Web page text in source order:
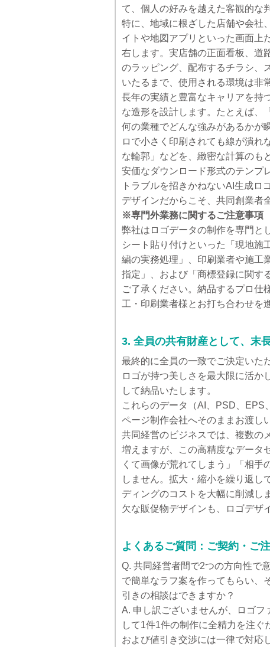
て、個人の好みを越えた客観的な
特に、地域に根ざした店舗や会社
イトや地図アプリといった画面上
右します。実店舗の正面看板、道
のラッピング、配布するチラシ、
いたるまで、使用される環境は非
長年の実績と豊富なキャリアを持
な造形を設計します。たとえば、
何の業種でどんな強みがあるかが
ロで小さく印刷されても線が潰れ
な輪郭」などを、緻密な計算のも
安価なダウンロード形式のテンプ
トラブルを招きかねないAI生成
デザインだからこそ、共同創業者
※専門外業務に関するご注意事項
弊社はロゴデータの制作を専門と
シート貼り付けといった「現地施
繍の実務処理」、印刷業者や施工
指定」、および「商標登録に関す
ご了承ください。納品するプロ仕
工・印刷業者様とお打ち合わせを
3. 全員の共有財産として、末
最終的に全員の一致でご決定いた
ロゴが持つ美しさを最大限に活か
して納品いたします。
これらのデータ（AI、PSD、EPS
ページ制作会社へそのままお渡し
共同経営のビジネスでは、複数の
増えますが、この高精度なデータ
くて画像が荒れてしまう」「相手
しません。拡大・縮小を繰り返し
ディングのコストを大幅に削減し
欠な販促物デザインも、ロゴデザ
よくあるご質問：ご契約・ご
Q. 共同経営者間で2つの方向性で
で簡単なラフ案を作ってもらい、
引きの相談はできますか？
A. 申し訳ございませんが、ロゴフ
して1件1件の制作に全精力を注ぐ
および値引き交渉には一律で対応